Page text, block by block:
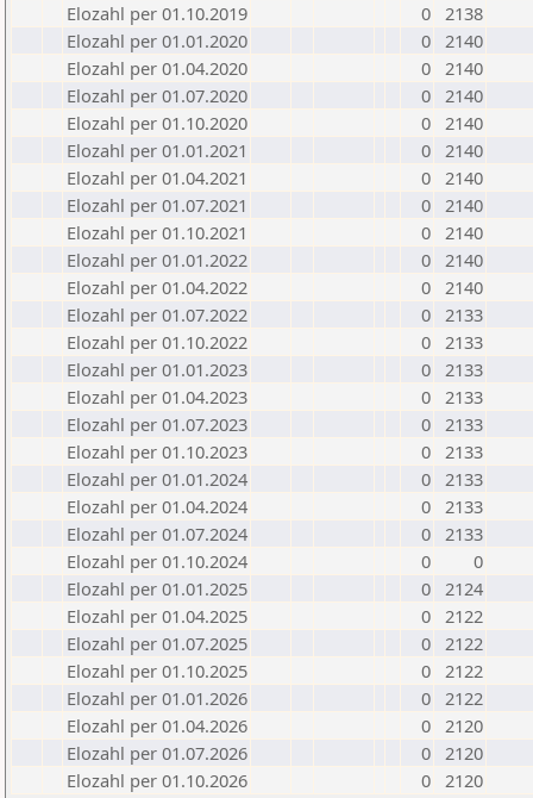
Elozahl per 01.10.2019
0 2138
Elozahl per 01.01.2020
0 2140
Elozahl per 01.04.2020
0 2140
Elozahl per 01.07.2020
0 2140
Elozahl per 01.10.2020
0 2140
Elozahl per 01.01.2021
0 2140
Elozahl per 01.04.2021
0 2140
Elozahl per 01.07.2021
0 2140
Elozahl per 01.10.2021
0 2140
Elozahl per 01.01.2022
0 2140
Elozahl per 01.04.2022
0 2140
Elozahl per 01.07.2022
0 2133
Elozahl per 01.10.2022
0 2133
Elozahl per 01.01.2023
0 2133
Elozahl per 01.04.2023
0 2133
Elozahl per 01.07.2023
0 2133
Elozahl per 01.10.2023
0 2133
Elozahl per 01.01.2024
0 2133
Elozahl per 01.04.2024
0 2133
Elozahl per 01.07.2024
0 2133
Elozahl per 01.10.2024
0
0
Elozahl per 01.01.2025
0 2124
Elozahl per 01.04.2025
0 2122
Elozahl per 01.07.2025
0 2122
Elozahl per 01.10.2025
0 2122
Elozahl per 01.01.2026
0 2122
Elozahl per 01.04.2026
0 2120
Elozahl per 01.07.2026
0 2120
Elozahl per 01.10.2026
0 2120